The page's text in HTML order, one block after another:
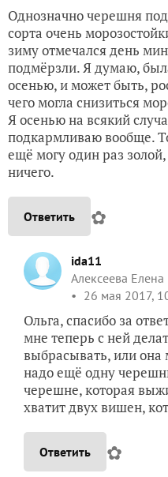
Однозначно черешня
сорта очень
зиму отмечался день
подмёрзли. Я думаю,
осенью, и может быть,
чего могла снизиться
Я осенью на всякий
подкармливаю вообще.
ещё могу один раз
ничего.
Ответить ✿
ida11
Алексеева Елена
26 мая 2017,
Ольга, спасибо за
мне теперь с ней
выбрасывать, или она
надо ещё одну
черешне, которая
хватит двух вишен,
Ответить ✿